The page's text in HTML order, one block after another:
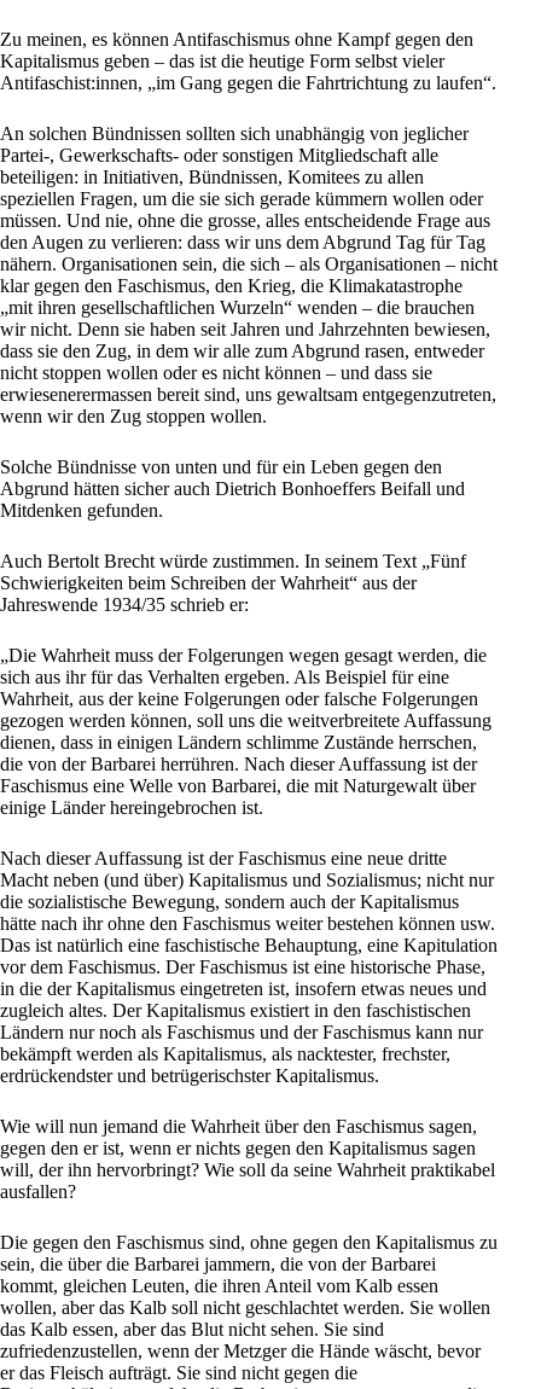
Zu meinen, es können Antifaschismus ohne Kampf gegen den
Kapitalismus geben – das ist die heutige Form selbst vieler
Antifaschist:innen, „im Gang gegen die Fahrtrichtung zu laufen“.
An solchen Bündnissen sollten sich unabhängig von jeglicher
Partei-, Gewerkschafts- oder sonstigen Mitgliedschaft alle
beteiligen: in Initiativen, Bündnissen, Komitees zu allen
speziellen Fragen, um die sie sich gerade kümmern wollen oder
müssen. Und nie, ohne die grosse, alles entscheidende Frage aus
den Augen zu verlieren: dass wir uns dem Abgrund Tag für Tag
nähern. Organisationen sein, die sich – als Organisationen – nicht
klar gegen den Faschismus, den Krieg, die Klimakatastrophe
„mit ihren gesellschaftlichen Wurzeln“ wenden – die brauchen
wir nicht. Denn sie haben seit Jahren und Jahrzehnten bewiesen,
dass sie den Zug, in dem wir alle zum Abgrund rasen, entweder
nicht stoppen wollen oder es nicht können – und dass sie
erwiesenerermassen bereit sind, uns gewaltsam entgegenzutreten,
wenn wir den Zug stoppen wollen.
Solche Bündnisse von unten und für ein Leben gegen den
Abgrund hätten sicher auch Dietrich Bonhoeffers Beifall und
Mitdenken gefunden.
Auch Bertolt Brecht würde zustimmen. In seinem Text „Fünf
Schwierigkeiten beim Schreiben der Wahrheit“ aus der
Jahreswende 1934/35 schrieb er:
„Die Wahrheit muss der Folgerungen wegen gesagt werden, die
sich aus ihr für das Verhalten ergeben. Als Beispiel für eine
Wahrheit, aus der keine Folgerungen oder falsche Folgerungen
gezogen werden können, soll uns die weitverbreitete Auffassung
dienen, dass in einigen Ländern schlimme Zustände herrschen,
die von der Barbarei herrühren. Nach dieser Auffassung ist der
Faschismus eine Welle von Barbarei, die mit Naturgewalt über
einige Länder hereingebrochen ist.
Nach dieser Auffassung ist der Faschismus eine neue dritte
Macht neben (und über) Kapitalismus und Sozialismus; nicht nur
die sozialistische Bewegung, sondern auch der Kapitalismus
hätte nach ihr ohne den Faschismus weiter bestehen können usw.
Das ist natürlich eine faschistische Behauptung, eine Kapitulation
vor dem Faschismus. Der Faschismus ist eine historische Phase,
in die der Kapitalismus eingetreten ist, insofern etwas neues und
zugleich altes. Der Kapitalismus existiert in den faschistischen
Ländern nur noch als Faschismus und der Faschismus kann nur
bekämpft werden als Kapitalismus, als nacktester, frechster,
erdrückendster und betrügerischster Kapitalismus.
Wie will nun jemand die Wahrheit über den Faschismus sagen,
gegen den er ist, wenn er nichts gegen den Kapitalismus sagen
will, der ihn hervorbringt? Wie soll da seine Wahrheit praktikabel
ausfallen?
Die gegen den Faschismus sind, ohne gegen den Kapitalismus zu
sein, die über die Barbarei jammern, die von der Barbarei
kommt, gleichen Leuten, die ihren Anteil vom Kalb essen
wollen, aber das Kalb soll nicht geschlachtet werden. Sie wollen
das Kalb essen, aber das Blut nicht sehen. Sie sind
zufriedenzustellen, wenn der Metzger die Hände wäscht, bevor
er das Fleisch aufträgt. Sie sind nicht gegen die